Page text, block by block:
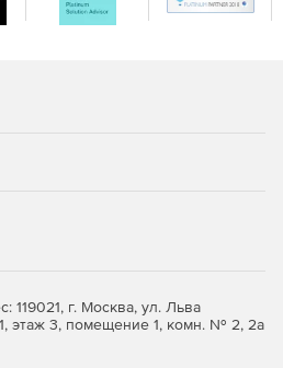
119021, г. Москва, ул. Льва
этаж 3, помещение 1, комн. № 2, 2а